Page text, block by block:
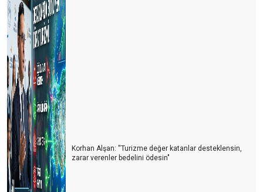
AVRUPA PAZARI UMUTLU, BDT TEPKİLİ, ARAP PAZARI
TEMKİNLİ…
RUSLAR BU YIL NEREYE GİTTİLER?
DÜNYANIN EN PAHALI TURİZM ÜLKESİ
SEZONU BÖYLE UZATIYORUZ
TEŞEKKÜRLER
UÇAKLAR DOLU , OTELLER BOŞ MU?
HAVLU SAVAŞLARINDAN HAVLU HAREKETİNE
LİKYA YOLU ‘SOS’ VERİYOR
Korhan Alşan: ''Turizme değer katanlar desteklensin,
zarar verenler bedelini ödesin"